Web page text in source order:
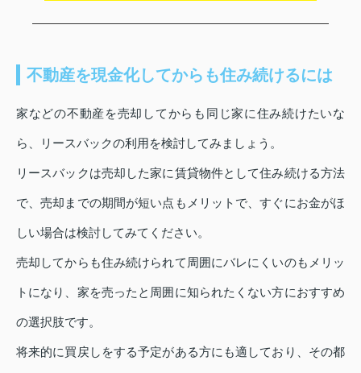
不動産を現金化してからも住み続けるには
家などの不動産を売却してからも同じ家に住み続けたいな
ら、リースバックの利用を検討してみましょう。
リースバックは売却した家に賃貸物件として住み続ける方法
で、売却までの期間が短い点もメリットで、すぐにお金がほ
しい場合は検討してみてください。
売却してからも住み続けられて周囲にバレにくいのもメリッ
トになり、家を売ったと周囲に知られたくない方におすすめ
の選択肢です。
将来的に買戻しをする予定がある方にも適しており、その都